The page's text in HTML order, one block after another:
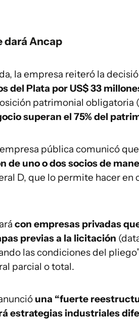
dará Ancap
la empresa reiteró la
del Plata por US$ 33
patrimonial obligatoria
superan el 75% del
pública comunicó
de uno o dos socios de
D, que lo permite hacer en
con empresas privadas
previas a la licitación
las condiciones del
parcial o total.
una “fuerte
estrategias industriales